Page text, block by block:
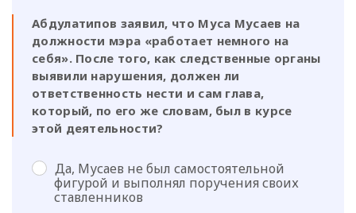
Абдулатипов заявил, что Муса Мусаев на
должности мэра «работает немного на
себя». После того, как следственные органы
выявили нарушения, должен ли
ответственность нести и сам глава,
который, по его же словам, был в курсе
этой деятельности?
Да, Мусаев не был самостоятельной
фигурой и выполнял поручения своих
ставленников